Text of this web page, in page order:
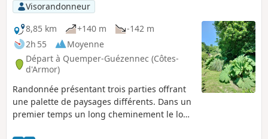
Visorandonneur
8,85 km
+140 m
-142 m
2h 55
Moyenne
Départ à Quemper-Guézennec (Côtes-
d'Armor)
Randonnée présentant trois parties offrant
une palette de paysages différents. Dans un
premier temps un long cheminement le long